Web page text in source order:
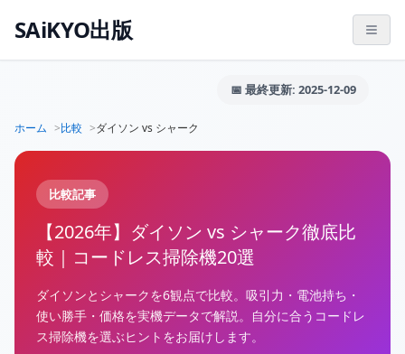
SAiKYO出版
📅 最終更新: 2025-12-09
ホーム 比較 ダイソン vs シャーク
比較記事
【2026年】ダイソン vs シャーク徹底比
較｜コードレス掃除機20選
ダイソンとシャークを6観点で比較。吸引力・電池持ち・
使い勝手・価格を実機データで解説。自分に合うコードレ
ス掃除機を選ぶヒントをお届けします。